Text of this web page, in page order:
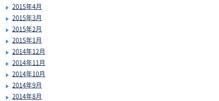
2015年4月
2015年3月
2015年2月
2015年1月
2014年12月
2014年11月
2014年10月
2014年9月
2014年8月